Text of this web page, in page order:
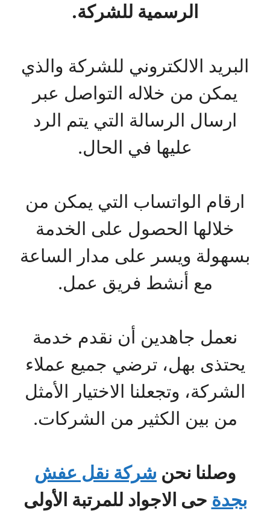
الرسمية للشركة.
البريد الالكتروني للشركة والذي
يمكن من خلاله التواصل عبر
ارسال الرسالة التي يتم الرد
عليها في الحال.
ارقام الواتساب التي يمكن من
خلالها الحصول على الخدمة
بسهولة ويسر على مدار الساعة
مع أنشط فريق عمل.
نعمل جاهدين أن نقدم خدمة
يحتذى بهل، ترضي جميع عملاء
الشركة، وتجعلنا الاختيار الأمثل
من بين الكثير من الشركات.
وصلنا نحن شركة نقل عفش
بجدةحى الاجواد للمرتبة الأولى